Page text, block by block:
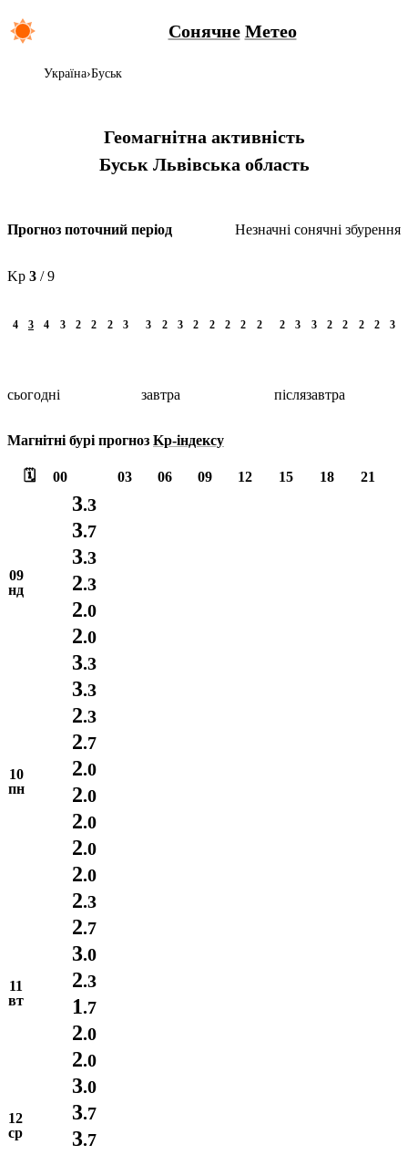
Сонячне Метео
Україна Буськ
Геомагнітна активність
Буськ Львівська область
Прогноз поточний період Незначні сонячні збурення
Kp 3 / 9
4 3 4 3 2 2 2 3 3 2 3 2 2 2 2 2 2 3 3 2 2 2 2 3
сьогодні завтра післязавтра
Магнітні бурі прогноз Kp-індексу
🗓️ 00 03 06 09 12 15 18 21
09
нд
3.3
3.7
3.3
2.3
2.0
2.0
3.3
10
пн
3.3
2.3
2.7
2.0
2.0
2.0
2.0
2.0
11
вт
2.3
2.7
3.0
2.3
1.7
2.0
2.0
3.0
12
ср
3.7
3.7